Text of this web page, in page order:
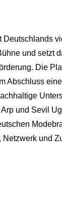
Deutschlands
und setzt
Die
Abschluss
und Sevil
Netzwerk und